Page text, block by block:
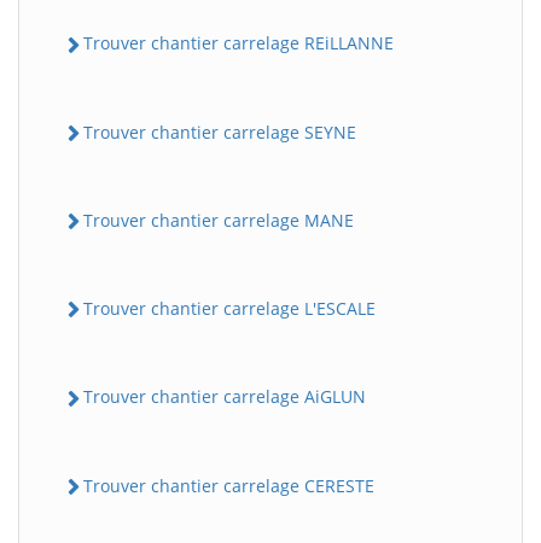
Trouver chantier carrelage REiLLANNE
Trouver chantier carrelage SEYNE
Trouver chantier carrelage MANE
Trouver chantier carrelage L'ESCALE
Trouver chantier carrelage AiGLUN
Trouver chantier carrelage CERESTE